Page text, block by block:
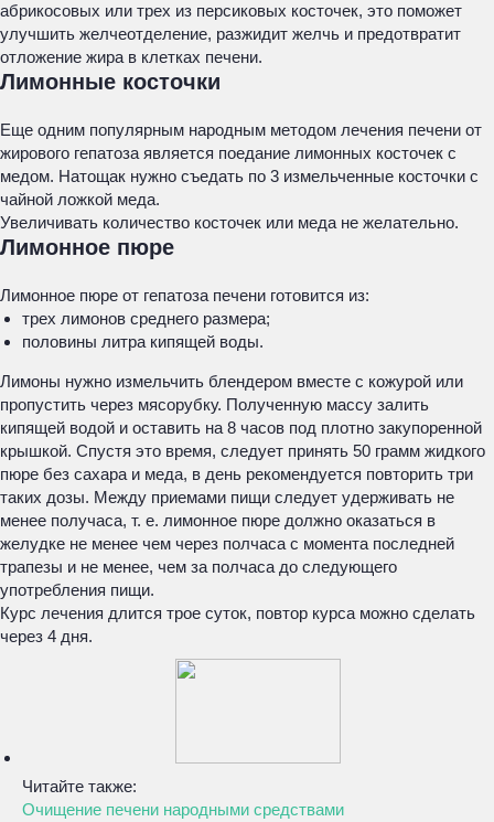
абрикосовых или трех из персиковых косточек, это поможет
улучшить желчеотделение, разжидит желчь и предотвратит
отложение жира в клетках печени.
Лимонные косточки
Еще одним популярным народным методом лечения печени от
жирового гепатоза является поедание лимонных косточек с
медом. Натощак нужно съедать по 3 измельченные косточки с
чайной ложкой меда.
Увеличивать количество косточек или меда не желательно.
Лимонное пюре
Лимонное пюре от гепатоза печени готовится из:
трех лимонов среднего размера;
половины литра кипящей воды.
Лимоны нужно измельчить блендером вместе с кожурой или
пропустить через мясорубку. Полученную массу залить
кипящей водой и оставить на 8 часов под плотно закупоренной
крышкой. Спустя это время, следует принять 50 грамм жидкого
пюре без сахара и меда, в день рекомендуется повторить три
таких дозы. Между приемами пищи следует удерживать не
менее получаса, т. е. лимонное пюре должно оказаться в
желудке не менее чем через полчаса с момента последней
трапезы и не менее, чем за полчаса до следующего
употребления пищи.
Курс лечения длится трое суток, повтор курса можно сделать
через 4 дня.
Читайте также:
Очищение печени народными средствами